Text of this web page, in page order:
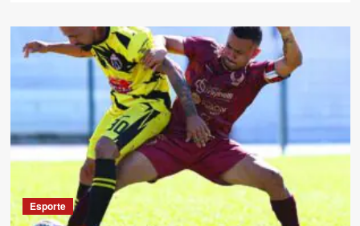
Esporte